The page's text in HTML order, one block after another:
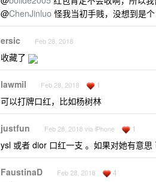
@ChenJinluo 怪我当初手贱，没想到是
ersic Feb 28, 2018
收藏了
lawmil Feb 28, 2018 1
可以打牌口红，比如杨树林
justfun Feb 28, 2018 via iPhone 1
ysl 或者 dior 口红一支 。如果对她有意
FaustinaD Feb 28, 2018 4